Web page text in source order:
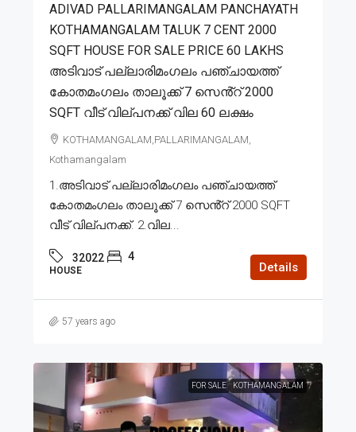
ADIVAD PALLARIMANGALAM PANCHAYATH
KOTHAMANGALAM TALUK 7 CENT 2000
SQFT HOUSE FOR SALE PRICE 60 LAKHS
അടിവാട് പല്ലാരിമംഗലം പഞ്ചായത്ത്
കോതമംഗലം താലൂക്ക് 7 സെൻ്റ് 2000
SQFT വീട് വില്പനക്ക് വില 60 ലക്ഷം
KOTHAMANGALAM,PALLARIMANGALAM,
Kothamangalam
1.അടിവാട് പല്ലാരിമംഗലം പഞ്ചായത്ത്
കോതമംഗലം താലൂക്ക് 7 സെൻ്റ് 2000 SQFT
വീട് വില്പനക്ക്. 2.വില...
32022 4
HOUSE Details
57 years ago
FOR SALE KOTHAMANGALAM